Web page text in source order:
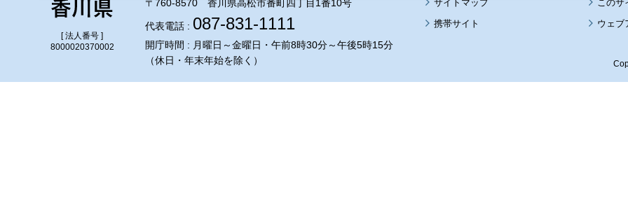
[ 法人番号 ]
8000020370002
〒760-8570 香川県高松市番町四丁目1番10号
代表電話 : 087-831-1111
開庁時間 : 月曜日～金曜日・午前8時30分～午後5時15分
（休日・年末年始を除く）
サイトマップ
このサ
携帯サイト
ウェブ